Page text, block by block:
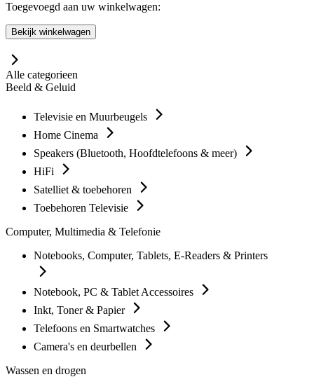
Toegevoegd aan uw winkelwagen:
Bekijk winkelwagen
Alle categorieen
Beeld & Geluid
Televisie en Muurbeugels
Home Cinema
Speakers (Bluetooth, Hoofdtelefoons & meer)
HiFi
Satelliet & toebehoren
Toebehoren Televisie
Computer, Multimedia & Telefonie
Notebooks, Computer, Tablets, E-Readers & Printers
Notebook, PC & Tablet Accessoires
Inkt, Toner & Papier
Telefoons en Smartwatches
Camera's en deurbellen
Wassen en drogen